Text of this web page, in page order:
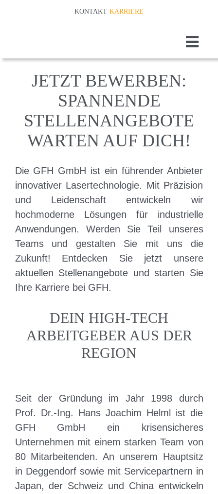
KONTAKT KARRIERE
T
o
g
l
e
N
a
v
g
a
i
o
JETZT BEWERBEN:
SPANNENDE
STELLENANGEBOTE
WARTEN AUF DICH!
Die GFH GmbH ist ein führender Anbieter
innovativer Lasertechnologie. Mit Präzision
und Leidenschaft entwickeln wir
hochmoderne Lösungen für industrielle
Anwendungen. Werden Sie Teil unseres
Teams und gestalten Sie mit uns die
Zukunft! Entdecken Sie jetzt unsere
aktuellen Stellenangebote und starten Sie
Ihre Karriere bei GFH.
DEIN HIGH-TECH
ARBEITGEBER AUS DER
REGION
Seit der Gründung im Jahr 1998 durch
Prof. Dr.-Ing. Hans Joachim Helml ist die
GFH GmbH ein krisensicheres
Unternehmen mit einem starken Team von
80 Mitarbeitenden. An unserem Hauptsitz
in Deggendorf sowie mit Servicepartnern in
Japan, der Schweiz und China entwickeln